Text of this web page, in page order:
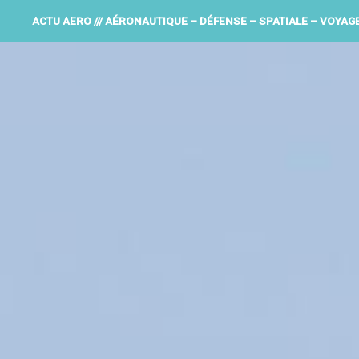
ACTU AERO /// AÉRONAUTIQUE – DÉFENSE – SPATIALE –